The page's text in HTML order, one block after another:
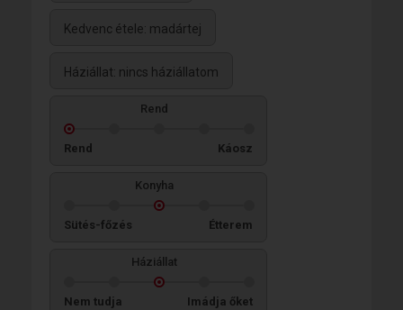
Kedvenc étele: madártej
Háziállat: nincs háziállatom
Rend
Rend Káosz
Konyha
Sütés-főzés Étterem
Háziállat
Nem tudja
Imádja őket